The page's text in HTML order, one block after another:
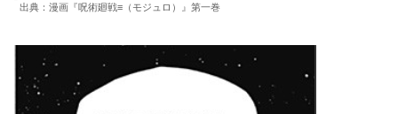
出典：漫画『呪術廻戦≡（モジュロ）』第一巻